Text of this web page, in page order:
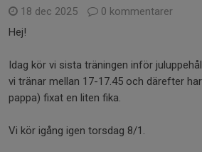
18 dec 2025
0 kommentarer
Hej!
Idag kör vi sista träningen inför
vi tränar mellan 17-17.45 och därefter
pappa) fixat en liten fika.
Vi kör igång igen torsdag 8/1.